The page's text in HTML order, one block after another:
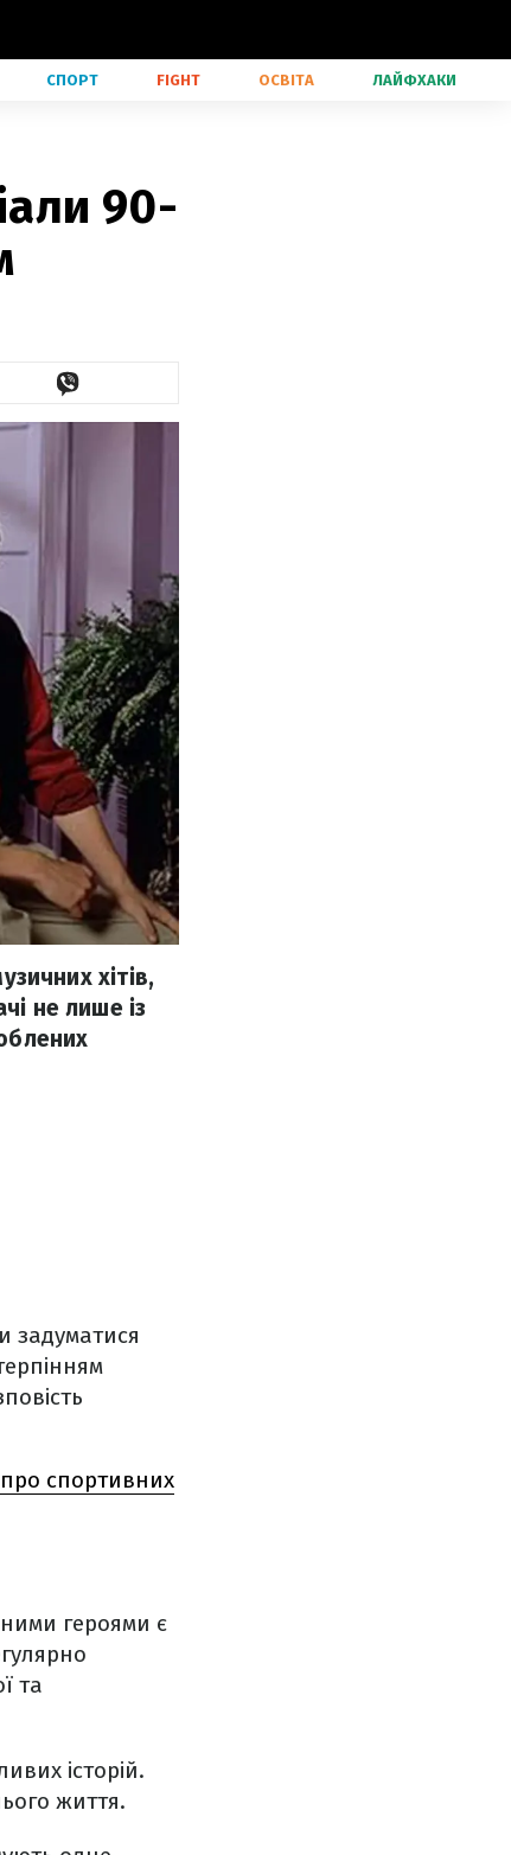
СПОРТ FIGHT ОСВІТА ЛАЙФХАКИ
90-
хітів,
не лише із
задуматися
про спортивних
героями є
та
історій.
життя.